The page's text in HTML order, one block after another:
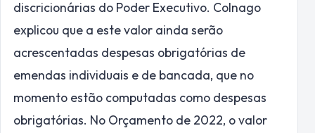
discricionárias do Poder Executivo. Colnago
explicou que a este valor ainda serão
acrescentadas despesas obrigatórias de
emendas individuais e de bancada, que no
momento estão computadas como despesas
obrigatórias. No Orçamento de 2022, o valor